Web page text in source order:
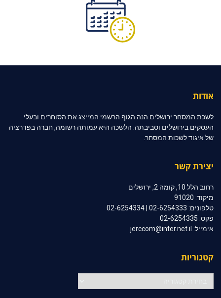
אודות
לשכת המסחר ירושלים הנה הגוף הרשמי המייצג את הסוחרים ובעלי
העסקים בירושלים וסביבתה. הלשכה היא עמותה רשומה, חברה בפדרציה
של איגוד לשכות המסחר.
יצירת קשר
רחוב הלל 10, קומה 2, ירושלים
מיקוד: 91020
טלפונים: 02-6254333 | 02-6254334
פקס: 02-6254335
אימייל: jerccom@inter.net.il
קטגוריות